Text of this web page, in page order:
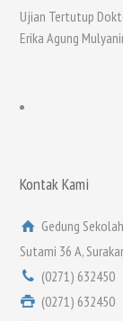
Ujian Tertutup
Erika Agung
Kontak Kami
Gedung
Sutami 36 A,
(0271) 632450
(0271) 632450